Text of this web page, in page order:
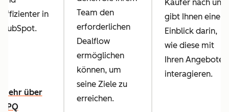
effizienter in
HubSpot.
Mehr über
CPQ
Team den
erforderlichen
Dealflow
ermöglichen
können, um
seine Ziele zu
erreichen.
Käufer nach und
gibt Ihnen einen
Einblick darin,
wie diese mit
Ihren Angeboten
interagieren.